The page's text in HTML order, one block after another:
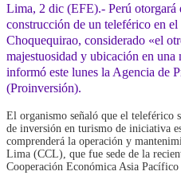
Lima, 2 dic (EFE).- Perú otorgará
construcción de un teleférico en
Choquequirao, considerado «el
majestuosidad y ubicación en
informó este lunes la Agencia de
(Proinversión).
El organismo señaló que el teleférico
de inversión en turismo de iniciativa
comprenderá la operación y
Lima (CCL), que fue sede de la
Cooperación Económica Asia Pacífico